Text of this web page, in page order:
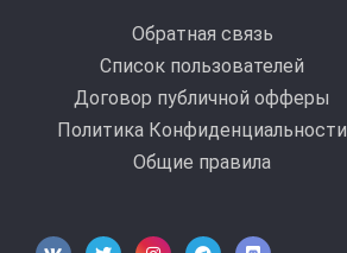
Обратная связь
Список пользователей
Договор публичной офферы
Политика Конфиденциальности
Общие правила